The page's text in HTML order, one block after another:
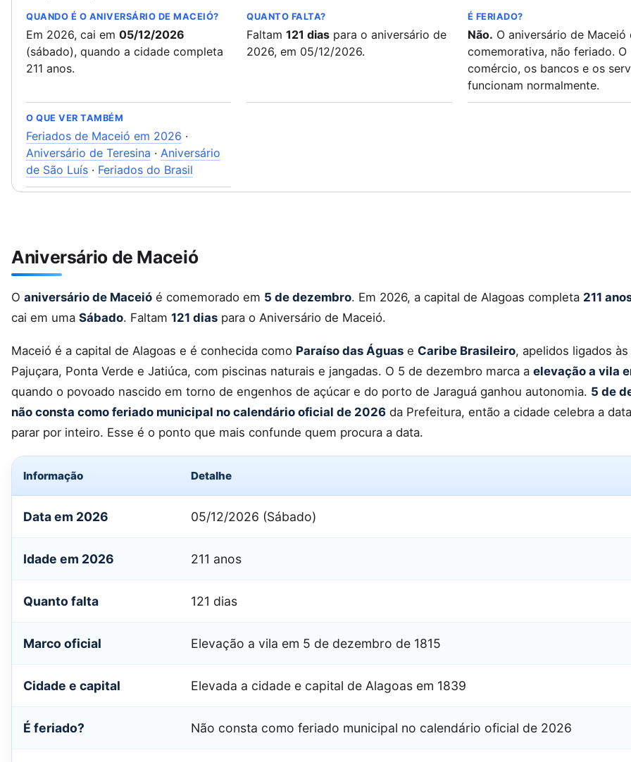
QUANDO É O ANIVERSÁRIO DE MACEIÓ?
Em 2026, cai em 05/12/2026
(sábado), quando a cidade completa
211 anos.
QUANTO FALTA?
Faltam121 dias para o aniversário de
2026, em 05/12/2026.
É FERIADO?
Não. O aniversário de Maceió
comemorativa, não feriado. O
comércio, os bancos e os
funcionam normalmente.
O QUE VER TAMBÉM
Feriados de Maceió em 2026 ·
Aniversário de Teresina · Aniversário
de São Luís · Feriados do Brasil
Aniversário de Maceió
O aniversário de Maceió é comemorado em 5 de dezembro. Em 2026, a capital de Alagoas completa 211
cai em uma Sábado. Faltam 121 dias para o Aniversário de Maceió.
Maceió é a capital de Alagoas e é conhecida como Paraíso das Águas e Caribe Brasileiro, apelidos ligados
Pajuçara, Ponta Verde e Jatiúca, com piscinas naturais e jangadas. O 5 de dezembro marca a elevação a vila
quando o povoado nascido em torno de engenhos de açúcar e do porto de Jaraguá ganhou autonomia. 5 de
não consta como feriado municipal no calendário oficial de 2026 da Prefeitura, então a cidade celebra a
parar por inteiro. Esse é o ponto que mais confunde quem procura a data.
Informação Detalhe
Data em 2026 05/12/2026 (Sábado)
Idade em 2026 211 anos
Quanto falta 121 dias
Marco oficial Elevação a vila em 5 de dezembro de 1815
Cidade e capital Elevada a cidade e capital de Alagoas em 1839
É feriado? Não consta como feriado municipal no calendário oficial de 2026